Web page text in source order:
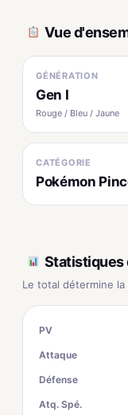
Vue
GÉNÉRATION
Gen I
Rouge / Bleu / Jaune
CATÉGORIE
Pokémon
Statistiques
Le total détermine
PV
Attaque
Défense
Atq. Spé.